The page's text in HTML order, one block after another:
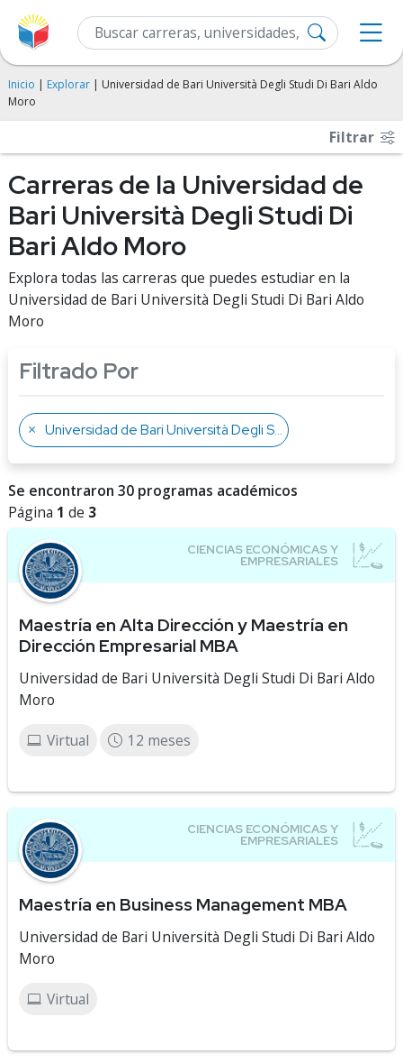
Inicio | Explorar | Universidad de Bari Università Degli Studi Di Bari Aldo
Moro
Filtrar
Carreras de la Universidad de
Bari Università Degli Studi Di
Bari Aldo Moro
Explora todas las carreras que puedes estudiar en la
Universidad de Bari Università Degli Studi Di Bari Aldo
Moro
Filtrado Por
Universidad de Bari Università Degli Studi Di Bari Aldo Moro
Se encontraron 30 programas académicos
Página 1 de 3
Maestría en Alta Dirección y Maestría en
Dirección Empresarial MBA
Universidad de Bari Università Degli Studi Di Bari Aldo
Moro
Virtual 12 meses
Maestría en Business Management MBA
Universidad de Bari Università Degli Studi Di Bari Aldo
Moro
Virtual